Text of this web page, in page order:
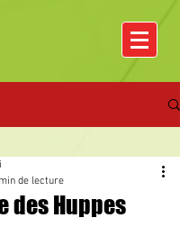
des Huppes
de lecture
sur 5.